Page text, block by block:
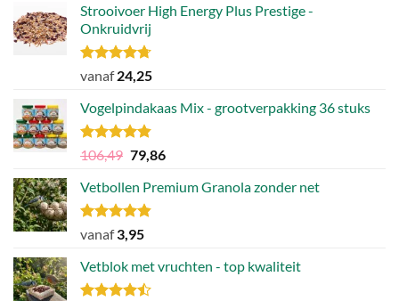
Strooivoer High Energy Plus Prestige -
Onkruidvrij
Gewaardeerd
uit 5
vanaf24,25
Vogelpindakaas Mix - grootverpakking 36 stuks
Gewaardeerd
uit 5
106,49 Oorspronkelijke
was:
106,49.
79,86Huidige
is:
Vetbollen Premium Granola zonder net
Gewaardeerd
uit 5
vanaf3,95
Vetblok met vruchten - top kwaliteit